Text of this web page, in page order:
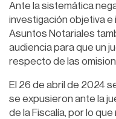
Ante la sistemática
investigación objetiva e
Asuntos Notariales
audiencia para que un
respecto de las
El 26 de abril de 2024
se expusieron ante la
de la Fiscalía, por lo